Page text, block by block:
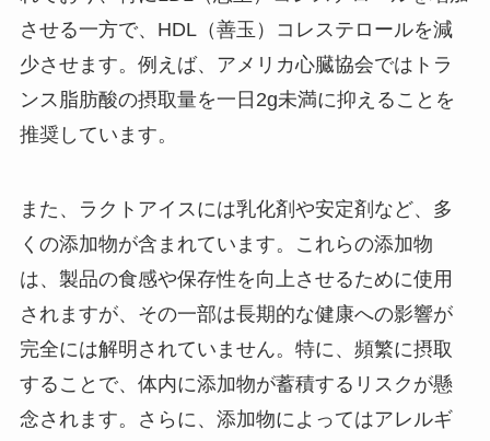
させる一方で、HDL（善玉）コレステロールを減
少させます。例えば、アメリカ心臓協会ではトラ
ンス脂肪酸の摂取量を一日2g未満に抑えることを
推奨しています。
また、ラクトアイスには乳化剤や安定剤など、多
くの添加物が含まれています。これらの添加物
は、製品の食感や保存性を向上させるために使用
されますが、その一部は長期的な健康への影響が
完全には解明されていません。特に、頻繁に摂取
することで、体内に添加物が蓄積するリスクが懸
念されます。さらに、添加物によってはアレルギ